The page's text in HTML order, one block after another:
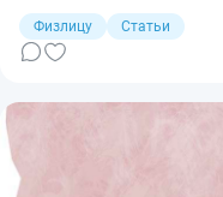
Физлицу
Статьи